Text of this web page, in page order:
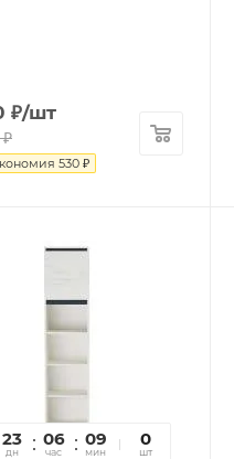
₽/шт
₽
530 ₽
23
дн
06
час
09
мин
10
сек
0
шт